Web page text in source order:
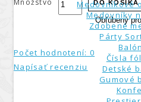
Medovníkové
Medovníky
Zdobené
Párty
Čísla
Detské
Gumové
Množstvo DO KOŠÍKA
Obľúbený
Počet hodnotení: 0
Napísať recenziu